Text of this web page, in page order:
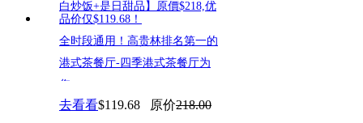
全时段通用！高贵林排名第一的
港式茶餐厅-四季港式茶餐厅为
您
去看看$119.68 原价218.00